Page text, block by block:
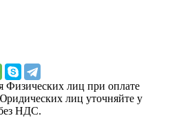
Физических лиц при оплате
лиц уточняйте у
НДС.